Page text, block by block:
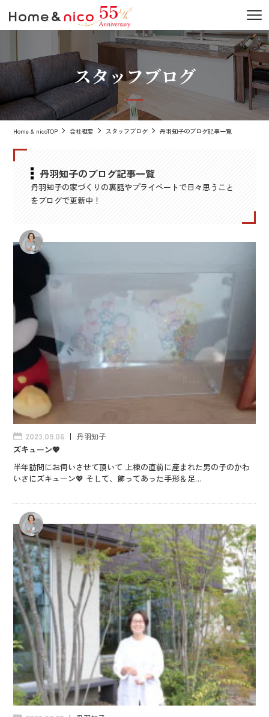
スタッフブログ
Home & nicoTOP 会社概要 スタッフブログ 丹羽知子のブログ記事一覧
丹羽知子のブログ記事一覧
丹羽知子の家づくりの裏話やプライベートで日々思うこと
をブログで更新中！
2023.09.06 丹羽知子
ズキューン💖
半年訪問にお伺いさせて頂いて 上棟の直前に産まれた男の子のかわ
いさにズキューン💖 そして、飾ってあった手形＆足…